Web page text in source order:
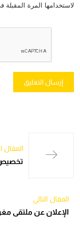
لاستخدامها المرة المقبلة
المقال
تخصيص 36 مليون درهم لتمويل
المقال التالي
الإعلان عن ملتقى